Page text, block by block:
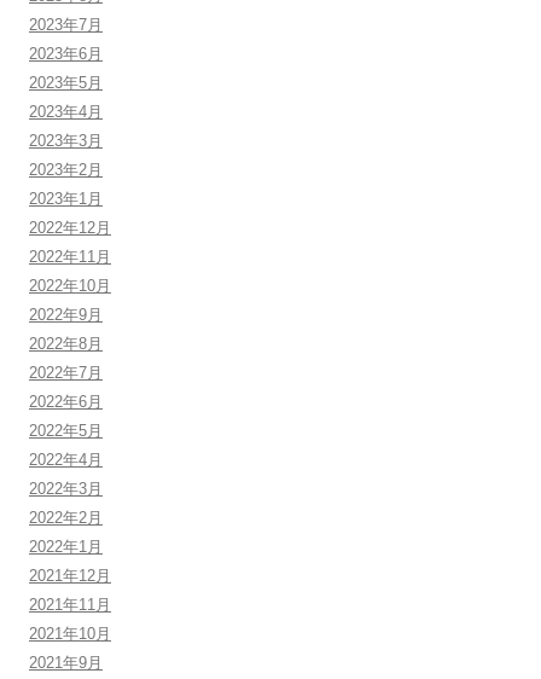
2023年7月
2023年6月
2023年5月
2023年4月
2023年3月
2023年2月
2023年1月
2022年12月
2022年11月
2022年10月
2022年9月
2022年8月
2022年7月
2022年6月
2022年5月
2022年4月
2022年3月
2022年2月
2022年1月
2021年12月
2021年11月
2021年10月
2021年9月